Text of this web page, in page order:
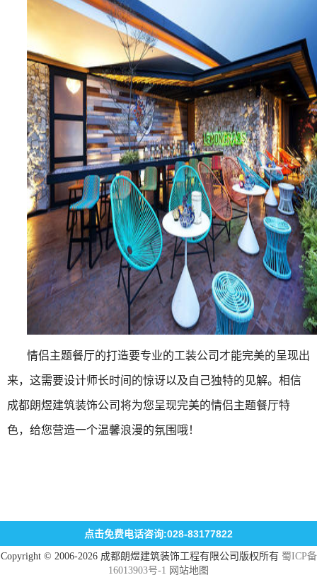
情侣主题餐厅的打造要专业的工装公司才能完美的呈现出
来，这需要设计师长时间的惊讶以及自己独特的见解。相信
成都朗煜建筑装饰公司将为您呈现完美的情侣主题餐厅特
色，给您营造一个温馨浪漫的氛围哦！
点击免费电话咨询:028-83177822
Copyright © 2006-2026 成都朗煜建筑装饰工程有限公司版权所有 蜀ICP备
16013903号-1 网站地图